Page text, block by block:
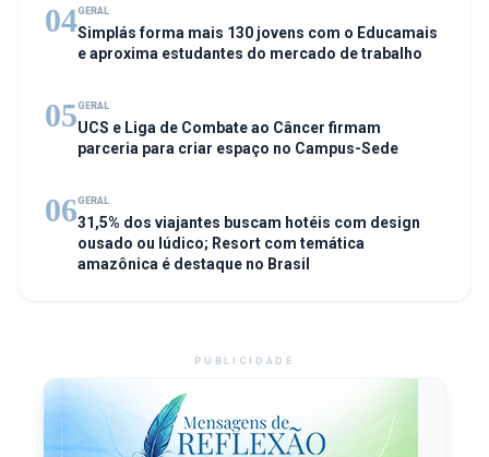
04GERAL
Simplás forma mais 130 jovens com o Educamais
e aproxima estudantes do mercado de trabalho
05GERAL
UCS e Liga de Combate ao Câncer firmam
parceria para criar espaço no Campus-Sede
06GERAL
31,5% dos viajantes buscam hotéis com design
ousado ou lúdico; Resort com temática
amazônica é destaque no Brasil
PUBLICIDADE